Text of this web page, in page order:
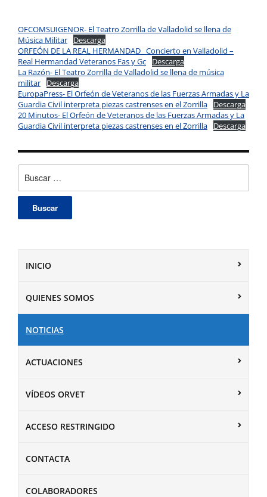
INICIO
QUIENES SOMOS
NOTICIAS
ACTUACIONES
VÍDEOS ORVET
ACCESO RESTRINGIDO
CONTACTA
COLABORADORES
OFCOMSUIGENOR- El Teatro Zorrilla de Valladolid se llena de
Música Militar
Descarga
ORFEÓN DE LA REAL HERMANDAD_ Concierto en Valladolid –
Real Hermandad Veteranos Fas y Gc
Descarga
La Razón- El Teatro Zorrilla de Valladolid se llena de música
militar
Descarga
EuropaPress- El Orfeón de Veteranos de las Fuerzas Armadas y La
Guardia Civil interpreta piezas castrenses en el Zorrilla
Descarga
20 Minutos- El Orfeón de Veteranos de las Fuerzas Armadas y La
Guardia Civil interpreta piezas castrenses en el Zorrilla
Descarga